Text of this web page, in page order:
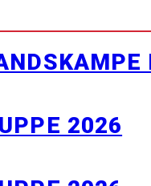
2026